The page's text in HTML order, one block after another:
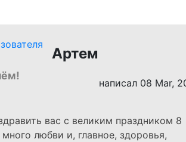
Артем
написал 08 Mar,
вас с великим праздником 8
любви и, главное, здоровья,